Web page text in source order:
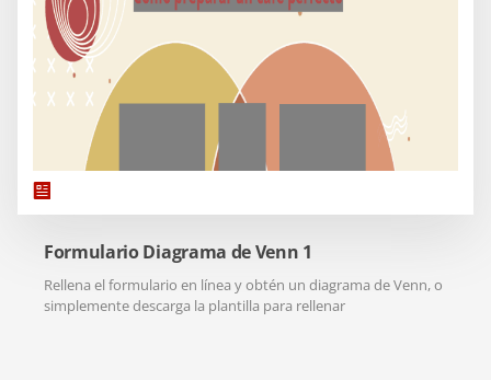
Formulario Diagrama de Venn 1
Rellena el formulario en línea y obtén un diagrama de Venn, o
simplemente descarga la plantilla para rellenar